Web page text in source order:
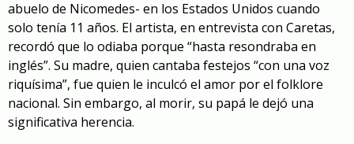
abuelo de Nicomedes- en los Estados Unidos cuando
solo tenía 11 años. El artista, en entrevista con Caretas,
recordó que lo odiaba porque “hasta resondraba en
inglés”. Su madre, quien cantaba festejos “con una voz
riquísima”, fue quien le inculcó el amor por el folklore
nacional. Sin embargo, al morir, su papá le dejó una
significativa herencia.